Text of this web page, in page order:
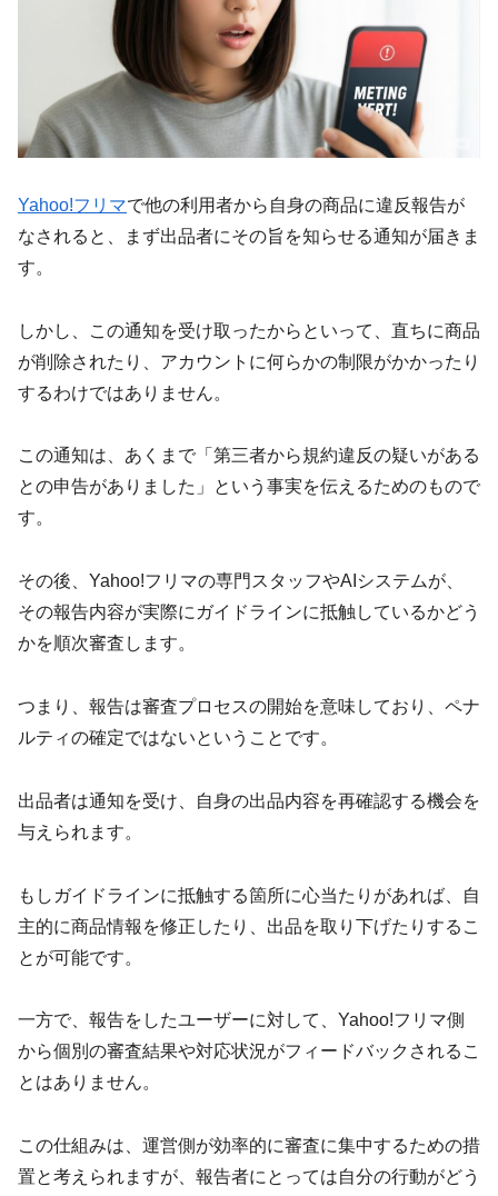
Yahoo!フリマで他の利用者から自身の商品に違反報告が
なされると、まず出品者にその旨を知らせる通知が届きま
す。
しかし、この通知を受け取ったからといって、直ちに商品
が削除されたり、アカウントに何らかの制限がかかったり
するわけではありません。
この通知は、あくまで「第三者から規約違反の疑いがある
との申告がありました」という事実を伝えるためのもので
す。
その後、Yahoo!フリマの専門スタッフやAIシステムが、
その報告内容が実際にガイドラインに抵触しているかどう
かを順次審査します。
つまり、報告は審査プロセスの開始を意味しており、ペナ
ルティの確定ではないということです。
出品者は通知を受け、自身の出品内容を再確認する機会を
与えられます。
もしガイドラインに抵触する箇所に心当たりがあれば、自
主的に商品情報を修正したり、出品を取り下げたりするこ
とが可能です。
一方で、報告をしたユーザーに対して、Yahoo!フリマ側
から個別の審査結果や対応状況がフィードバックされるこ
とはありません。
この仕組みは、運営側が効率的に審査に集中するための措
置と考えられますが、報告者にとっては自分の行動がどう